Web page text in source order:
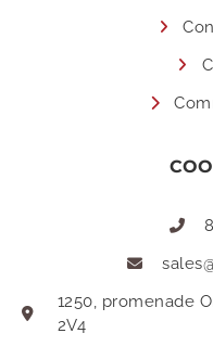
1250, promenade
2V4